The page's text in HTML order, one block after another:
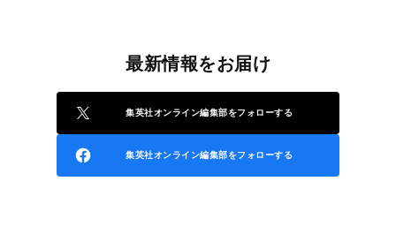
最新情報をお届け
集英社オンライン編集部をフォローする
集英社オンライン編集部をフォローする